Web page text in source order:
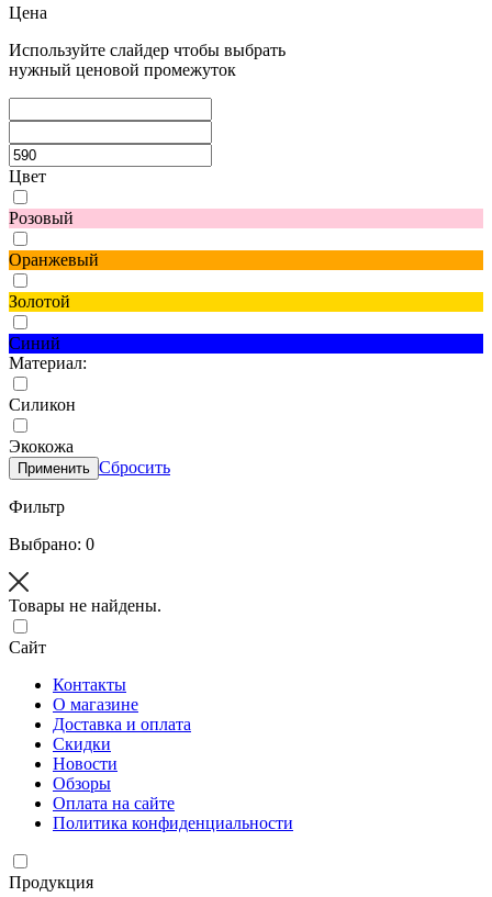
Цена
Используйте слайдер чтобы выбрать
нужный ценовой промежуток
Цвет
Розовый
Оранжевый
Золотой
Синий
Материал:
Силикон
Экокожа
Применить Сбросить
Фильтр
Выбрано: 0
Товары не найдены.
Сайт
Контакты
О магазине
Доставка и оплата
Скидки
Новости
Обзоры
Оплата на сайте
Политика конфиденциальности
Продукция